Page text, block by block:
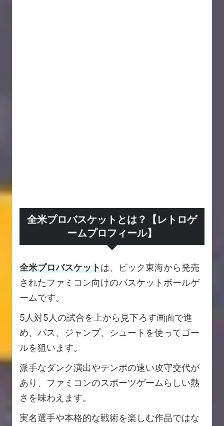
全米プロバスケットとは？【レトロゲ
ームプロフィール】
全米プロバスケットは、ビック東海から発売
されたファミコン向けのバスケットボールゲ
ームです。
5人対5人の試合を上から見下ろす画面で進
め、パス、ジャンプ、シュートを使ってゴー
ルを狙います。
派手なダンク演出やテンポの速い攻守交代が
あり、ファミコンのスポーツゲームらしい熱
さを味わえます。
実名選手や本格的な戦術を楽しむ作品ではな